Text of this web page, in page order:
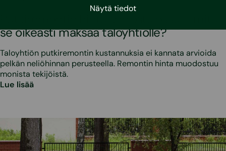
Näytä tiedot
se oikeasti maksaa taloyhtiölle?
Taloyhtiön putkiremontin kustannuksia ei kannata arvioida
pelkän neliöhinnan perusteella. Remontin hinta muodostuu
monista tekijöistä.
Lue lisää